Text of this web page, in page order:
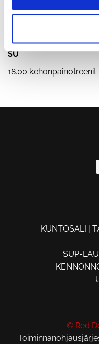
LA
SU
18.00 kehonpainotreenit
KUNTOSALI |
SUP-
© Red